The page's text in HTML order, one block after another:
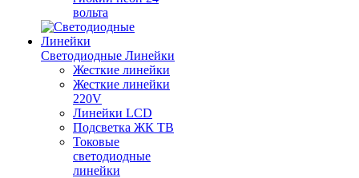
вольта
Светодиодные Линейки
Жесткие линейки
Жесткие линейки
220V
Линейки LCD
Подсветка ЖК ТВ
Токовые
светодиодные
линейки